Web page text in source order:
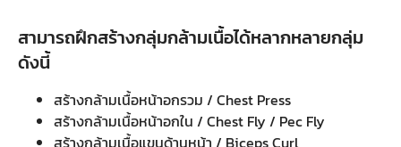
สามารถฝึกสร้างกลุ่มกล้ามเนื้อได้หลากหลายกลุ่ม
ดังนี้
สร้างกล้ามเนื้อหน้าอกรวม / Chest Press
สร้างกล้ามเนื้อหน้าอกใน / Chest Fly / Pec Fly
สร้างกล้ามเนื้อแขนด้านหน้า / Biceps Curl